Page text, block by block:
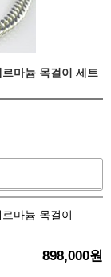
마늄 목걸이 세트
마늄 목걸이
898,000원